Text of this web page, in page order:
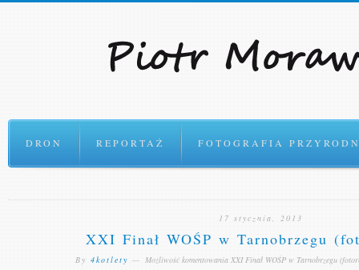
DRON REPORTAŻ FOTOGRAFIA
17 stycznia, 2013
XXI Finał WOŚP w Tarnobrzegu
By 4kotlety — Możliwość komentowania XXI Finał WOŚP w Tarnobrzegu